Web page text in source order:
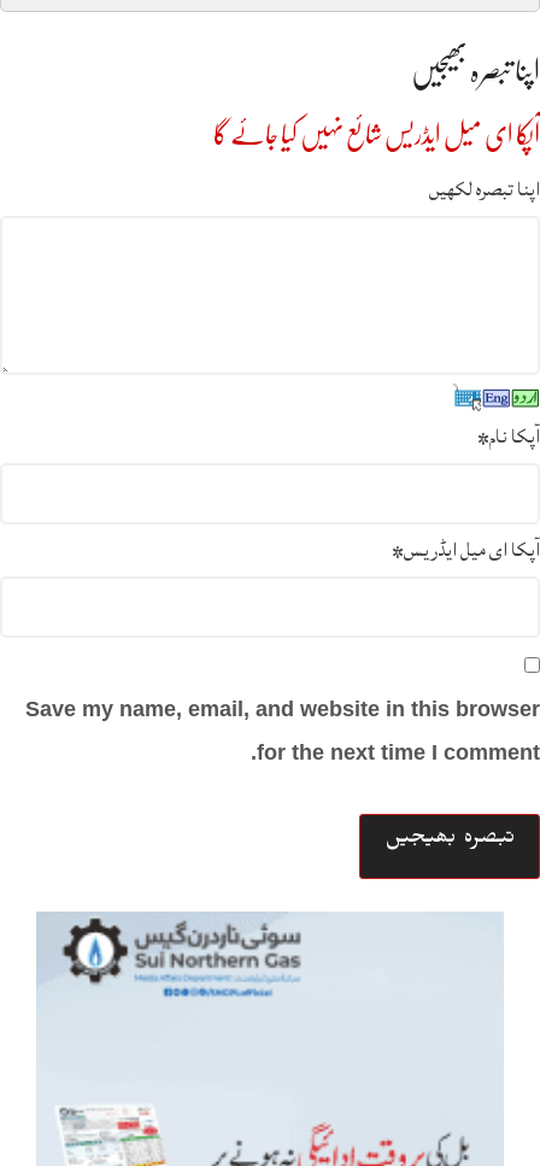
اپنا تبصرہ بھیجیں
آپکا ای میل ایڈریس شائع نہیں کیا جائے گا
اپنا تبصرہ لکھیں
آپکا نام*
آپکا ای میل ایڈریس*
Save my name, email, and website in this browser
for the next time I comment.